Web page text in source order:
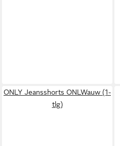
ONLY Jeansshorts ONLWauw (1-
tlg)